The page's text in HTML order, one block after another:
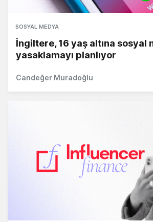
SOSYAL MEDYA
İngiltere, 16 yaş altına sosyal
yasaklamayı planlıyor
Candeğer Muradoğlu